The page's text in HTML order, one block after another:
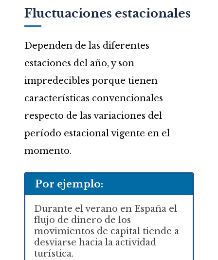
Fluctuaciones estacionales
Dependen de las diferentes
estaciones del año, y son
impredecibles porque tienen
características convencionales
respecto de las variaciones del
período estacional vigente en el
momento.
Por ejemplo:
Durante el verano en España el
flujo de dinero de los
movimientos de capital tiende a
desviarse hacia la actividad
turística.